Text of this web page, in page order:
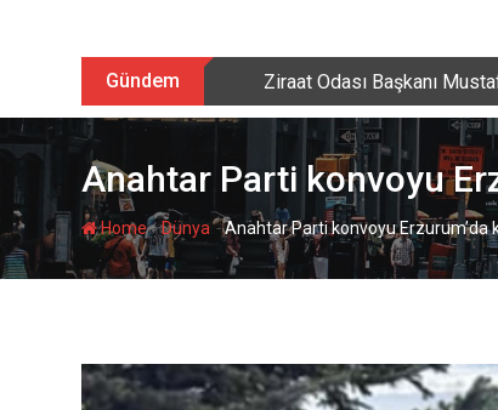
Gündem Ziraat Odası Başkanı
Anahtar Parti konvoyu
Home-Dünya-Anahtar Parti konvoyu Erzurum’da